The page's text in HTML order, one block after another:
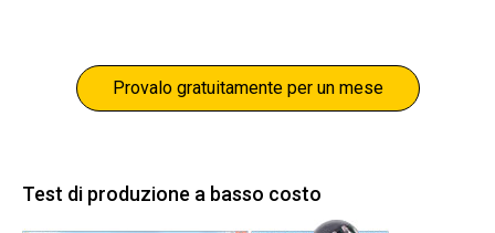
Provalo gratuitamente per un mese
Test di produzione a basso costo